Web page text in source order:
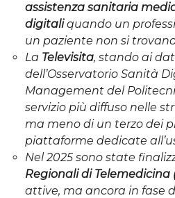
assistenza sanitaria
digitaliquando un
un paziente non si
La Televisita, stando ai
dell’Osservatorio Sanità
Management del
servizio più diffuso nelle
ma meno di un terzo dei
piattaforme dedicate
Nel 2025 sono state
Regionali di Telemedicina
attive, ma ancora in fase